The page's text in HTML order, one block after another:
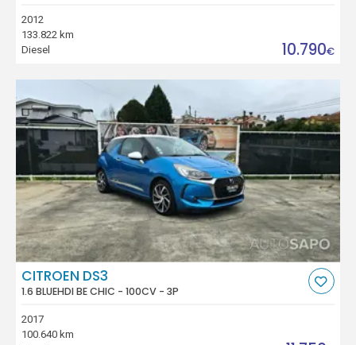
2012
133.822 km
Diesel
10.790€
CITROEN DS3
1.6 BLUEHDI BE CHIC - 100CV - 3P
2017
100.640 km